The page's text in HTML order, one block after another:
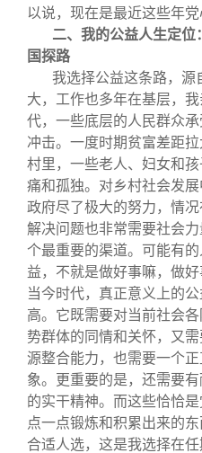
以说，现在是最近这些年党
二、我的公益人生定位
国探路
我选择公益这条路，源
大，工作也多年在基层，
代，一些底层的人民群众
冲击。一度时期贫富差距
村里，一些老人、妇女和
痛和孤独。对乡村社会发
政府尽了极大的努力，情
解决问题也非常需要社会
个最重要的渠道。可能有
益，不就是做好事嘛，做
当今时代，真正意义上的
高。它既需要对当前社会
势群体的同情和关怀，又
源整合能力，也需要一个
象。更重要的是，还需要
的实干精神。而这些恰恰
点一点锻炼和积累出来的
合适人选，这是我选择在